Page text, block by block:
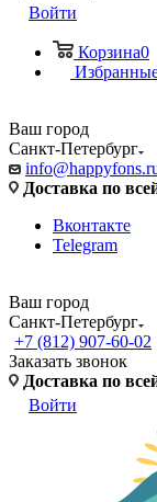
Войти
Корзина0
Ваш город
Санкт-Петербург
Доставка по
Вконтакте
Telegram
Ваш город
Санкт-Петербург
+7 (812) 907-60-02
Заказать звонок
Доставка по
Войти